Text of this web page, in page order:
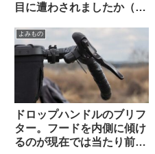
目に遭わされましたか（海
よみもの
ドロップハンドルのブリフ
ター。フードを内側に傾け
るのが現在では当たり前？